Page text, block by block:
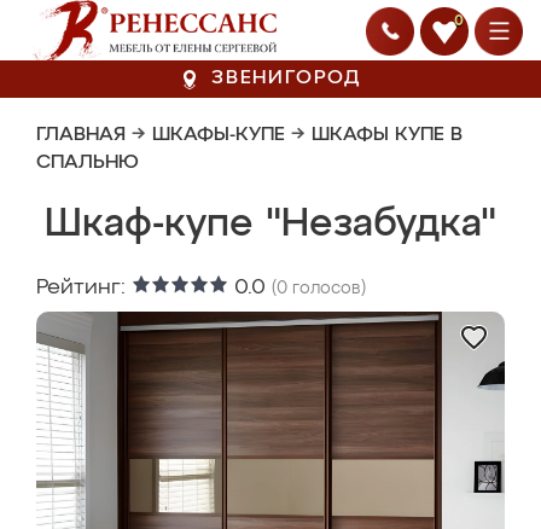
0
ЗВЕНИГОРОД
ГЛАВНАЯ → ШКАФЫ-КУПЕ → ШКАФЫ КУПЕ В
СПАЛЬНЮ
Шкаф-купе "Незабудка"
Рейтинг: 0.0 (0 голосов)